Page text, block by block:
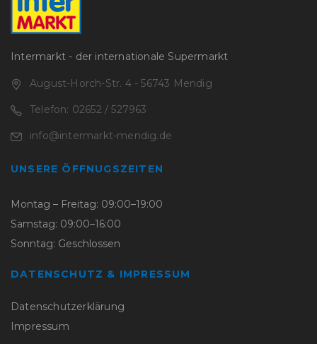
Intermarkt - der internationale Supermarkt
August-Horch-Str. 4 - 56743 Mendig
Telefon: 02652 / 527963
info@intermarkt-mendig.de
UNSERE ÖFFNUGSZEITEN
Montag – Freitag: 09:00–19:00
Samstag: 09:00–16:00
Sonntag: Geschlossen
DATENSCHUTZ & IMPRESSUM
Datenschutzerklärung
Impressum